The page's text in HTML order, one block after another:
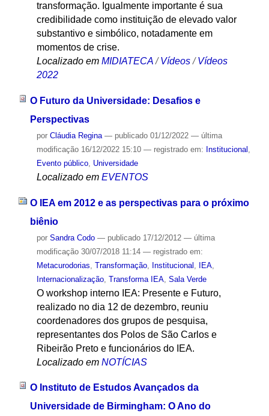
transformação. Igualmente importante é sua
credibilidade como instituição de elevado valor
substantivo e simbólico, notadamente em
momentos de crise.
Localizado em MIDIATECA /Vídeos /Vídeos
2022
O Futuro da Universidade: Desafios e
Perspectivas
por Cláudia Regina — publicado01/12/2022 — última
modificação16/12/2022 15:10 — registrado em: Institucional ,
Evento público, Universidade
Localizado em EVENTOS
O IEA em 2012 e as perspectivas para o próximo
biênio
por Sandra Codo — publicado17/12/2012 — última
modificação30/07/2018 11:14 — registrado em:
Metacurodorias Transformação, Institucional IEA,
Internacionalização, Transforma IEA, Sala Verde
O workshop interno IEA: Presente e Futuro,
realizado no dia 12 de dezembro, reuniu
coordenadores dos grupos de pesquisa,
representantes dos Polos de São Carlos e
Ribeirão Preto e funcionários do IEA.
Localizado em NOTÍCIAS
O Instituto de Estudos Avançados da
Universidade de Birmingham: O Ano do